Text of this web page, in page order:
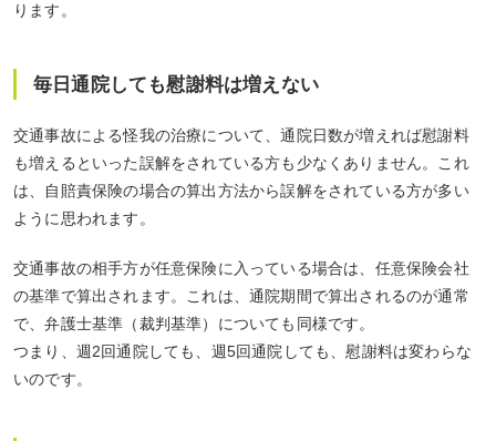
ります。
毎日通院しても慰謝料は増えない
交通事故による怪我の治療について、通院日数が増えれば慰謝料
も増えるといった誤解をされている方も少なくありません。これ
は、自賠責保険の場合の算出方法から誤解をされている方が多い
ように思われます。
交通事故の相手方が任意保険に入っている場合は、任意保険会社
の基準で算出されます。これは、通院期間で算出されるのが通常
で、弁護士基準（裁判基準）についても同様です。
つまり、週2回通院しても、週5回通院しても、慰謝料は変わらな
いのです。